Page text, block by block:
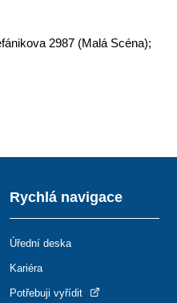
2987 (Malá Scéna);
Rychlá navigace
Úřední deska
Kariéra
Potřebuji vyřídit